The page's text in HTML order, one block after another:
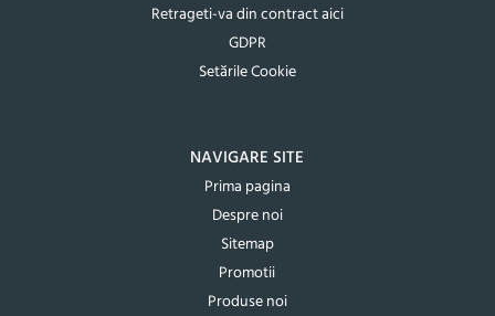
Retrageti-va din contract aici
GDPR
Setările Cookie
NAVIGARE SITE
Prima pagina
Despre noi
Sitemap
Promotii
Produse noi